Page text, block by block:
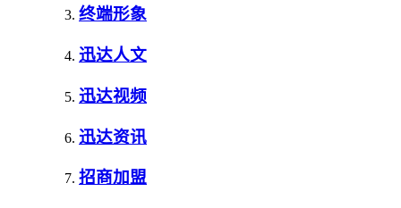
终端形象
迅达人文
迅达视频
迅达资讯
招商加盟